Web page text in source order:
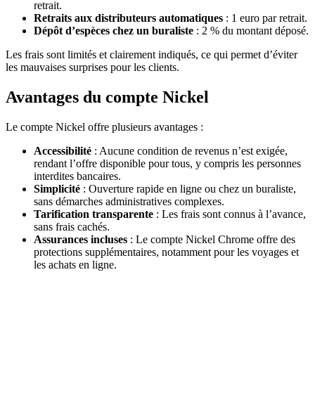
retrait.
Retraits aux distributeurs automatiques : 1 euro par retrait.
Dépôt d’espèces chez un buraliste : 2 % du montant déposé.
Les frais sont limités et clairement indiqués, ce qui permet d’éviter
les mauvaises surprises pour les clients.
Avantages du compte Nickel
Le compte Nickel offre plusieurs avantages :
Accessibilité : Aucune condition de revenus n’est exigée,
rendant l’offre disponible pour tous, y compris les personnes
interdites bancaires.
Simplicité : Ouverture rapide en ligne ou chez un buraliste,
sans démarches administratives complexes.
Tarification transparente : Les frais sont connus à l’avance,
sans frais cachés.
Assurances incluses : Le compte Nickel Chrome offre des
protections supplémentaires, notamment pour les voyages et
les achats en ligne.